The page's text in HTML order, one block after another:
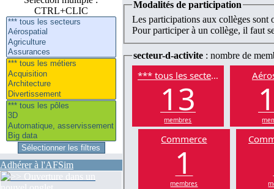
CTRL+CLIC
Adhérer à l'AFSim
Modalités de participation
Les participations aux collèges sont
Pour participer à un collège, il faut
secteur-d-activite : nombre de
*** tous les secteurs
13
membres
Commerce
1
membres